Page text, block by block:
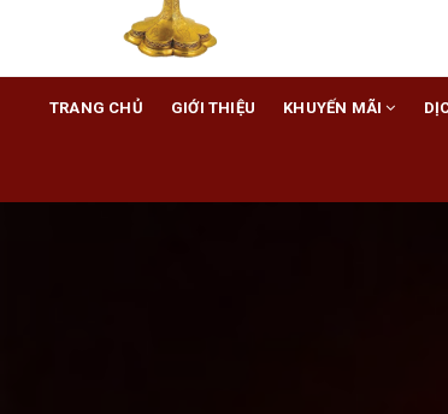
TRANG CHỦ GIỚI THIỆU KHUYẾN MÃI